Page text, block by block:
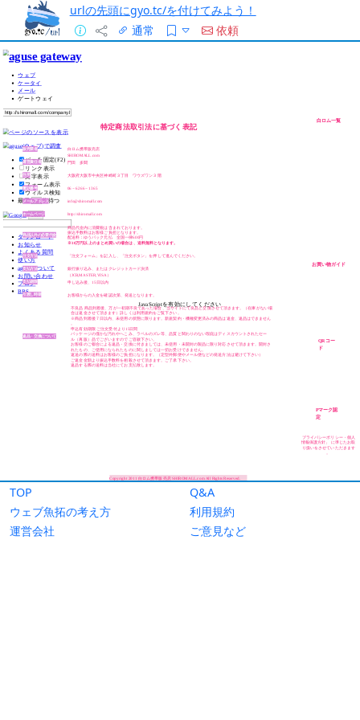
urlの先頭にgyo.tc/を付けてみよう！
通常
依頼
TOP
Q&A
ウェブ魚拓の考え方
利用規約
運営会社
ご意見など